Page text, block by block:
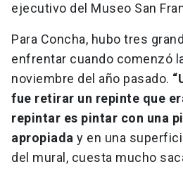
ejecutivo del Museo San
Para Concha, hubo tres
enfrentar cuando comenzó
noviembre del año pasado.
fue retirar un repinte que
repintar es pintar con una
apropiada y en una
del mural, cuesta mucho